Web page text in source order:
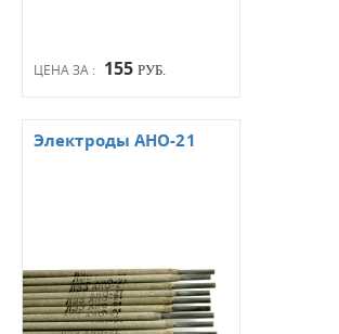
ЦЕНА ЗА : 155 РУБ.
Электроды АНО-21